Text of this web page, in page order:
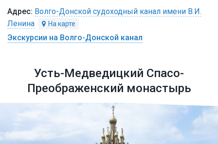
Волго-Донской судоходный канал имени В.И.
Ленина
Экскурсии на Волго-Донской канал
Усть-Медведицкий Спасо-
Преображенский монастырь